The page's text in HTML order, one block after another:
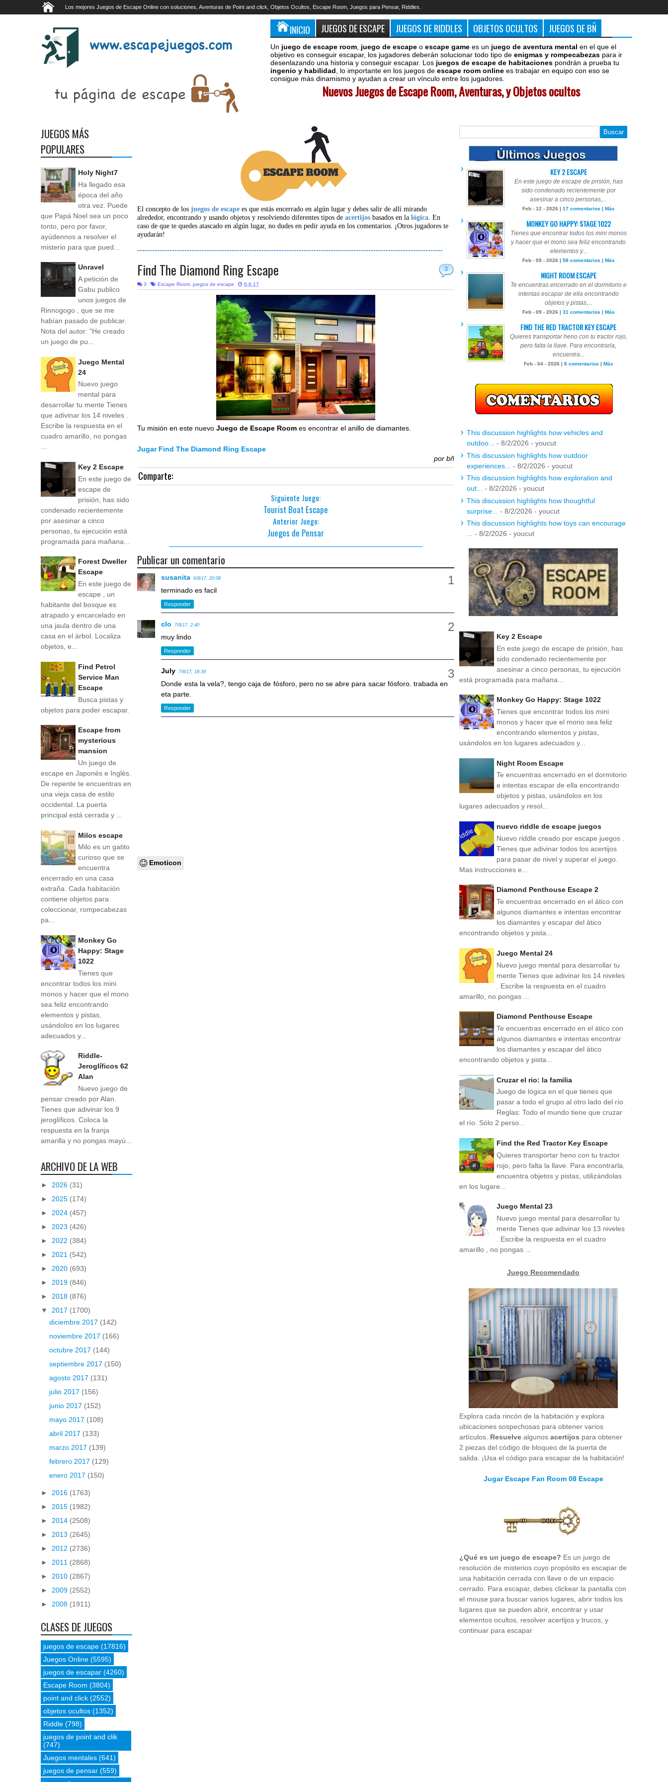
Los mejores Juegos de Escape Online con soluciones, Aventuras de Point and click, Objetos Ocultos, Escape Room, Juegos para Pensar, Riddles.
INICIO JUEGOS DE ESCAPE JUEGOS DE RIDDLES OBJETOS OCULTOS JUEGOS DE BÑ
Un juego de escape room juego de escape o escape game es un juego de aventura mental en el que el
objetivo es conseguir escapar, los jugadores deberán solucionar todo tipo de enigmas y rompecabezas para ir
desenlazando una historia y conseguir escapar. Los juegos de escape de habitaciones pondrán a prueba tu
ingenio y habilidad , lo importante en los juegos de escape room online es trabajar en equipo con eso se
consigue más dinamismo y ayudan a crear un vínculo entre los jugadores.
Nuevos Juegos de Escape Room, Aventuras, y Objetos ocultos
El concepto de losjuegos de escape es que estás encerrado en algún lugar y debes salir de allí mirando
alrededor, encontrando y usando objetos y resolviendo diferentes tipos deacertijos basados en lalógica. En
caso de que te quedes atascado en algún lugar, no dudes en pedir ayuda en los comentarios. ¡Otros jugadores te
ayudarán!
---------------------------------------------------------------------------------------------------------------------------
3
Find The Diamond Ring Escape
3 Escape Room juegos de escape 6.8.17
Tu misión en este nuevoJuego de Escape Roomes encontrar el anillo de diamantes.
Jugar Find The Diamond Ring Escape
por bñ
Comparte:
Siguiente Juego:
Tourist Boat Escape
Anterior Juego:
Juegos de Pensar
Publicar un comentario
susanita 6/8/17, 20:08
terminado es facil
Responder
clo 7/8/17, 2:40
muy lindo
Responder
July 7/8/17, 18:39
Donde esta la vela?, tengo caja de fósforo, pero no se abre para sacar fósforo. trabada en
eta parte.
Responder
Emoticon
JUEGOS MÁS
POPULARES
Holy Night7
Ha llegado esa
época del año
otra vez. Puede
que Papá Noel sea un poco
tonto, pero por favor,
ayúdennos a resolver el
misterio para que pued...
Unravel
A petición de
Gabu publico
unos juegos de
Rinnogogo , que se me
habían pasado de publicar.
Nota del autor: "He creado
un juego de pu...
Juego Mental
24
Nuevo juego
mental para
desarrollar tu mente Tienes
que adivinar los 14 niveles .
Escribe la respuesta en el
cuadro amarillo, no pongas
...
Key 2 Escape
En este juego de
escape de
prisión, has sido
condenado recientemente
por asesinar a cinco
personas, tu ejecución está
programada para mañana...
Forest Dweller
Escape
En este juego de
escape , un
habitante del bosque es
atrapado y encarcelado en
una jaula dentro de una
casa en el árbol. Localiza
objetos, e...
Find Petrol
Service Man
Escape
Busca pistas y
objetos para poder escapar.
Escape from
mysterious
mansion
Un juego de
escape en Japonés e Inglés.
De repente te encuentras en
una vieja casa de estilo
occidental. La puerta
principal está cerrada y ...
Milos escape
Milo es un gatito
curioso que se
encuentra
encerrado en una casa
extraña. Cada habitación
contiene objetos para
coleccionar, rompecabezas
pa...
Monkey Go
Happy: Stage
1022
Tienes que
encontrar todos los mini
monos y hacer que el mono
sea feliz encontrando
elementos y pistas,
usándolos en los lugares
adecuados y...
Riddle-
Jeroglíficos 62
Alan
Nuevo juego de
pensar creado por Alan.
Tienes que adivinar los 9
jeroglíficos. Coloca la
respuesta en la franja
amarilla y no pongas mayú...
ARCHIVO DE LA WEB
► 2026 (31)
► 2025 (174)
► 2024 (457)
► 2023 (426)
► 2022 (384)
► 2021 (542)
► 2020 (693)
► 2019 (846)
► 2018 (876)
▼ 2017 (1700)
diciembre 2017 (142)
noviembre 2017 (166)
octubre 2017 (144)
septiembre 2017 (150)
agosto 2017 (131)
julio 2017 (156)
junio 2017 (152)
mayo 2017 (108)
abril 2017 (133)
marzo 2017 (139)
febrero 2017 (129)
enero 2017 (150)
► 2016 (1763)
► 2015 (1982)
► 2014 (2508)
► 2013 (2645)
► 2012 (2736)
► 2011 (2868)
► 2010 (2867)
► 2009 (2552)
► 2008 (1911)
CLASES DE JUEGOS
juegos de escape (17816)
Juegos Online (5595)
juegos de escapar (4260)
Escape Room (3804)
point and click (2552)
objetos ocultos (1352)
Riddle (798)
juegos de point and clik
(747)
Juegos mentales (641)
juegos de pensar (559)
KEY 2 ESCAPE
En este juego de escape de prisión, has
sido condenado recientemente por
asesinar a cinco personas,...
Feb - 12 - 2026 | 17 comentarios | Más
MONKEY GO HAPPY: STAGE 1022
Tienes que encontrar todos los mini monos
y hacer que el mono sea feliz encontrando
elementos y...
Feb - 09 - 2026 | 58 comentarios | Más
NIGHT ROOM ESCAPE
Te encuentras encerrado en el dormitorio e
intentas escapar de ella encontrando
objetos y pistas,...
Feb - 09 - 2026 | 31 comentarios | Más
FIND THE RED TRACTOR KEY ESCAPE
Quieres transportar heno con tu tractor rojo,
pero falta la llave. Para encontrarla,
encuentra...
Feb - 04 - 2026 | 6 comentarios | Más
This discussion highlights how vehicles and
outdoo...
- 8/2/2026 - youcut
This discussion highlights how outdoor
experiences...
- 8/2/2026 - youcut
This discussion highlights how exploration and
out...
- 8/2/2026 - youcut
This discussion highlights how thoughtful
surprise...
- 8/2/2026 - youcut
This discussion highlights how toys can encourage
- 8/2/2026 - youcut
Key 2 Escape
En este juego de escape de prisión, has
sido condenado recientemente por
asesinar a cinco personas, tu ejecución
está programada para mañana...
Monkey Go Happy: Stage 1022
Tienes que encontrar todos los mini
monos y hacer que el mono sea feliz
encontrando elementos y pistas,
usándolos en los lugares adecuados y...
Night Room Escape
Te encuentras encerrado en el dormitorio
e intentas escapar de ella encontrando
objetos y pistas, usándolos en los
lugares adecuados y resol...
nuevo riddle de escape juegos
Nuevo riddle creado por escape juegos .
Tienes que adivinar todos los acertijos
para pasar de nivel y superar el juego.
Mas instrucciones e...
Diamond Penthouse Escape 2
Te encuentras encerrado en el ático con
algunos diamantes e intentas encontrar
los diamantes y escapar del ático
encontrando objetos y pista...
Juego Mental 24
Nuevo juego mental para desarrollar tu
mente Tienes que adivinar los 14 niveles
. Escribe la respuesta en el cuadro
amarillo, no pongas ...
Diamond Penthouse Escape
Te encuentras encerrado en el ático con
algunos diamantes e intentas encontrar
los diamantes y escapar del ático
encontrando objetos y pista...
Cruzar el rio: la familia
Juego de lógica en el que tienes que
pasar a todo el grupo al otro lado del río.
Reglas: Todo el mundo tiene que cruzar
el río. Sólo 2 perso...
Find the Red Tractor Key Escape
Quieres transportar heno con tu tractor
rojo, pero falta la llave. Para encontrarla,
encuentra objetos y pistas, utilizándolas
en los lugare...
Juego Mental 23
Nuevo juego mental para desarrollar tu
mente Tienes que adivinar los 13 niveles
. Escribe la respuesta en el cuadro
amarillo , no pongas ...
Juego Recomendado
Explora cada rincón de la habitación y explora
ubicaciones sospechosas para obtener varios
artículos. Resuelve algunos acertijos para obtener
2 piezas del código de bloqueo de la puerta de
salida. ¡Usa el código para escapar de la habitación!
Jugar Escape Fan Room 08 Escape
¿Qué es un juego de escape? Es un juego de
resolución de misterios cuyo propósito es escapar de
una habitación cerrada con llave o de un espacio
cerrado. Para escapar, debes clickear la pantalla con
el mouse para buscar varios lugares, abrir todos los
lugares que se pueden abrir, encontrar y usar
elementos ocultos, resolver acertijos y trucos, y
continuar para escapar